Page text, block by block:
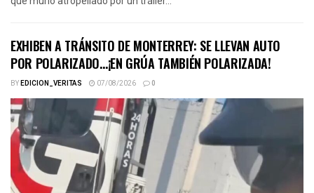
EXHIBEN A TRÁNSITO DE MONTERREY: SE LLEVAN AUTO
POR POLARIZADO…¡EN GRÚA TAMBIÉN POLARIZADA!
BYEDICION_VERITAS 07/08/2026 0